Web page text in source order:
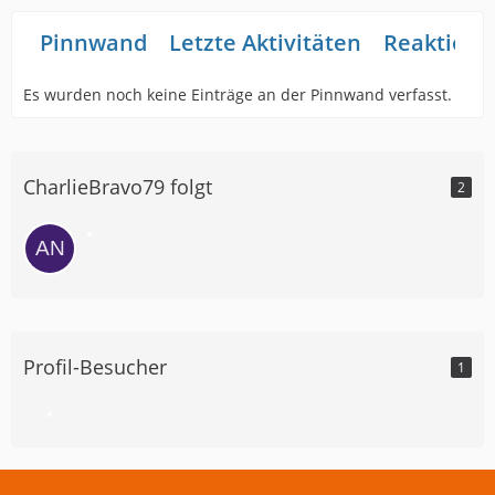
Pinnwand Letzte Aktivitäten
Es wurden noch keine Einträge an der Pinnwand verfasst.
CharlieBravo79 folgt 2
Profil-Besucher 1